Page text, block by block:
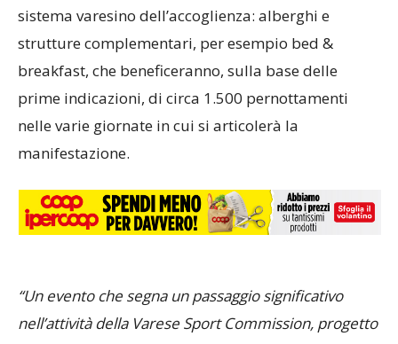
sistema varesino dell’accoglienza: alberghi e
strutture complementari, per esempio bed &
breakfast, che beneficeranno, sulla base delle
prime indicazioni, di circa 1.500 pernottamenti
nelle varie giornate in cui si articolerà la
manifestazione.
“Un evento che segna un passaggio significativo
nell’attività della Varese Sport Commission, progetto